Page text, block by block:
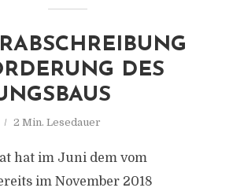
DES
2 Min. Lesedauer
hat im Juni dem vom
im November 2018